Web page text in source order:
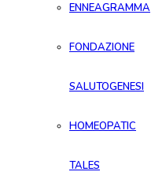
ENNEAGRAMMA
FONDAZIONE
SALUTOGENESI
HOMEOPATIC
TALES